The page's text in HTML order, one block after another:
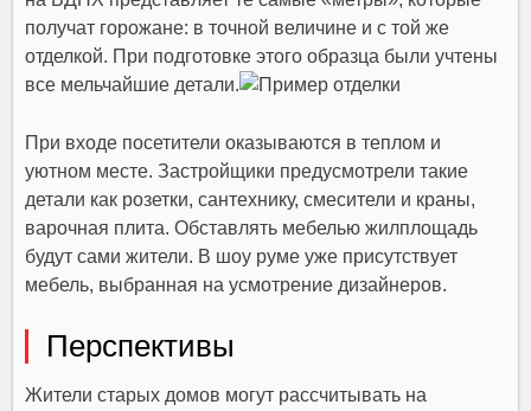
получат горожане: в точной величине и с той же
отделкой. При подготовке этого образца были учтены
все мельчайшие детали.
При входе посетители оказываются в теплом и
уютном месте. Застройщики предусмотрели такие
детали как розетки, сантехнику, смесители и краны,
варочная плита. Обставлять мебелью жилплощадь
будут сами жители. В шоу руме уже присутствует
мебель, выбранная на усмотрение дизайнеров.
Перспективы
Жители старых домов могут рассчитывать на